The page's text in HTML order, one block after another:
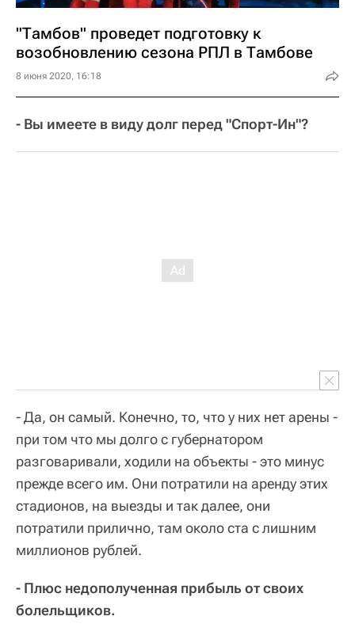
"Тамбов" проведет подготовку к
возобновлению сезона РПЛ в Тамбове
8 июня 2020, 16:18
- Вы имеете в виду долг перед "Спорт-Ин"?
- Да, он самый. Конечно, то, что у них нет арены -
при том что мы долго с губернатором
разговаривали, ходили на объекты - это минус
прежде всего им. Они потратили на аренду этих
стадионов, на выезды и так далее, они
потратили прилично, там около ста с лишним
миллионов рублей.
- Плюс недополученная прибыль от своих
болельщиков.